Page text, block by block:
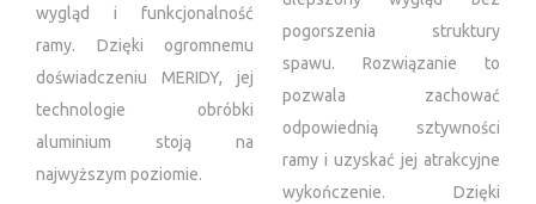
wygląd i funkcjonalność
ramy. Dzięki ogromnemu
doświadczeniu MERIDY, jej
technologie obróbki
aluminium stoją na
najwyższym poziomie.
pogorszenia struktury
spawu. Rozwiązanie to
pozwala zachować
odpowiednią sztywności
ramy i uzyskać jej atrakcyjne
wykończenie. Dzięki